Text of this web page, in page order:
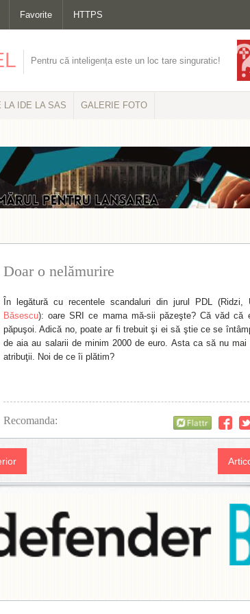
Favorite HTTPS
Pentru că inteligența este un loc tare singuratic!
LA IDE LA SAS GALERIE FOTO
Doar o nelămurire
În legătură cu recentele scandaluri din jurul PDL (Ridzi,
Băsescu): oare SRI ce mama mă-sii păzeşte? Că văd că
păpuşoi. Adică no, poate ar fi trebuit şi ei să ştie ce se
de aia au salarii de minim 2000 de euro. Asta ca să nu
atribuţii. Noi de ce îi plătim?
Recomanda: